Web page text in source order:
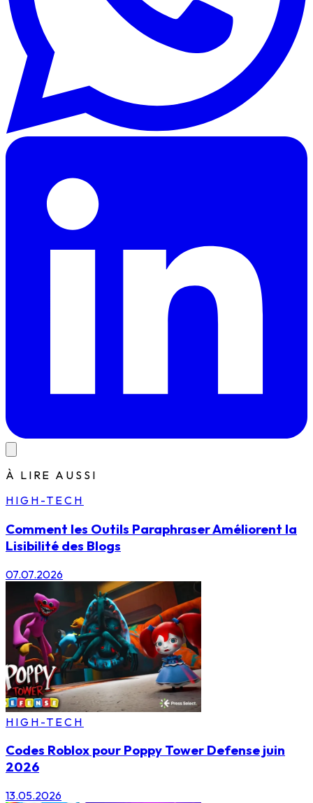
À LIRE AUSSI
HIGH-TECH
Comment les Outils Paraphraser Améliorent la
Lisibilité des Blogs
07.07.2026
HIGH-TECH
Codes Roblox pour Poppy Tower Defense juin
2026
13.05.2026